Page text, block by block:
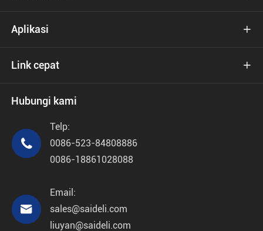
Aplikasi 
Link cepat 
Hubungi kami

Telp:
0086-523-84808886
0086-18861028088

Email:
sales@saideli.com
liuyan@saideli.com